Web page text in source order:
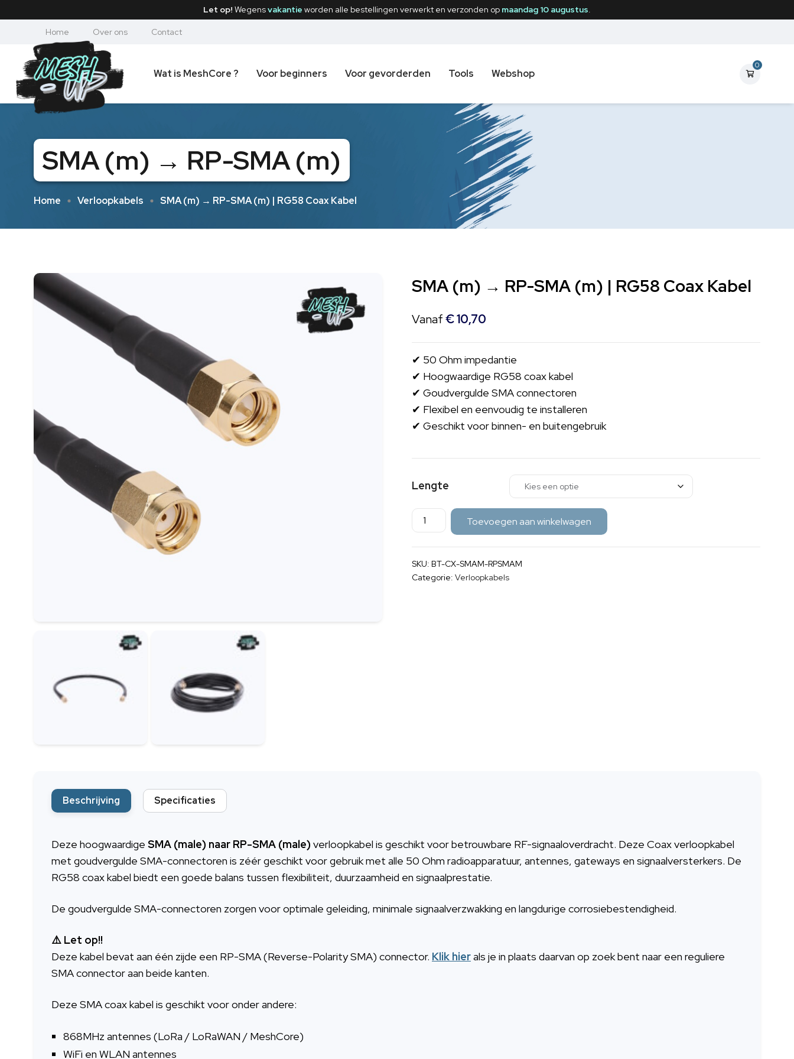
Let op! Wegensvakantie worden alle bestellingen verwerkt en verzonden op maandag 10 augustus.
Home Over ons Contact
Wat is MeshCore ? Voor beginners Voor gevorderden Tools Webshop
0
Home Verloopkabels SMA (m) → RP-SMA (m) | RG58 Coax Kabel
SMA (m) → RP-SMA (m)
SMA (m) → RP-SMA (m) | RG58 Coax Kabel
Vanaf€10,70
✔ 50 Ohm impedantie
✔ Hoogwaardige RG58 coax kabel
✔ Goudvergulde SMA connectoren
✔ Flexibel en eenvoudig te installeren
✔ Geschikt voor binnen- en buitengebruik
Lengte
SMA
(m)
→
RP-
Toevoegen aan winkelwagen
SKU: BT-CX-SMAM-RPSMAM
Categorie: Verloopkabels
Beschrijving Specificaties
Deze hoogwaardige SMA (male) naar RP-SMA (male) verloopkabel is geschikt voor betrouwbare RF-signaaloverdracht. Deze Coax verloopkabel
met goudvergulde SMA-connectoren is zéér geschikt voor gebruik met alle 50 Ohm radioapparatuur, antennes, gateways en signaalversterkers. De
RG58 coax kabel biedt een goede balans tussen flexibiliteit, duurzaamheid en signaalprestatie.
De goudvergulde SMA-connectoren zorgen voor optimale geleiding, minimale signaalverzwakking en langdurige corrosiebestendigheid.
⚠️ Let op!!
Deze kabel bevat aan één zijde een RP-SMA (Reverse-Polarity SMA) connector. Klik hierals je in plaats daarvan op zoek bent naar een reguliere
SMA connector aan beide kanten.
Deze SMA coax kabel is geschikt voor onder andere:
868MHz antennes (LoRa / LoRaWAN / MeshCore)
WiFi en WLAN antennes